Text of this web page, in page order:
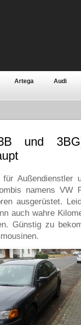
Artega Audi
Continental Dacia
Lotus Mazda
Pontiac
Zubehör
und
Außendienstler
namens VW
ausgerüstet.
auch wahre
Günstig zu